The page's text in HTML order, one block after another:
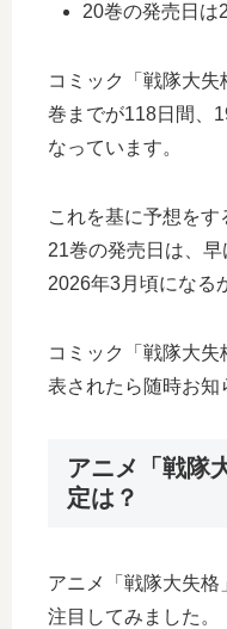
20巻の発売日は
コミック「戦隊大
巻までが118日間、
なっています。
これを基に予想をす
21巻の発売日は、
2026年3月頃になる
コミック「戦隊大
表されたら随時お知
アニメ「戦隊
定は？
アニメ「戦隊大失格
注目してみました。